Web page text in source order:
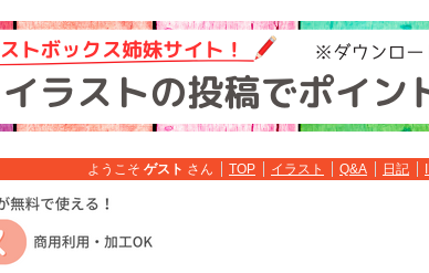
ようこそ ゲスト さん TOP イラスト Q&A 日記